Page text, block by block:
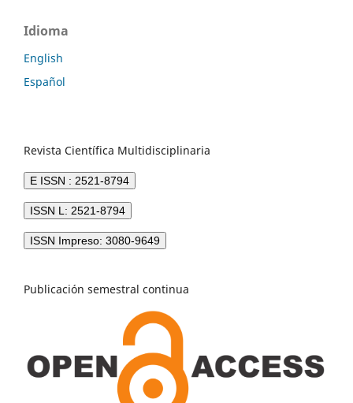
Idioma
English
Español
Revista Científica Multidisciplinaria
E ISSN : 2521-8794
ISSN L: 2521-8794
ISSN Impreso: 3080-9649
Publicación semestral continua